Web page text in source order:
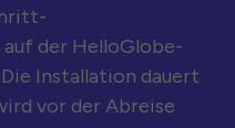
der HelloGlobe-
Installation dauert
vor der Abreise